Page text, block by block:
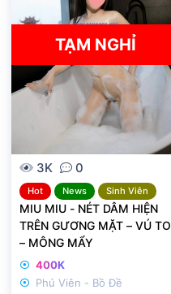
a
TẠM NGHỈ
3K 0
Hot News Sinh Viên
MIU MIU - NÉT DÂM HIỆN
TRÊN GƯƠNG MẶT – VÚ TO
– MÔNG MẨY
400K
Phú Viên - Bồ Đề